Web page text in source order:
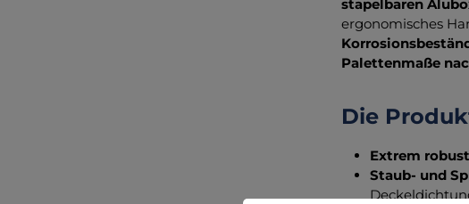
stapelbaren
ergonomisches
Palettenmaße
Die
Extrem
Staub- und